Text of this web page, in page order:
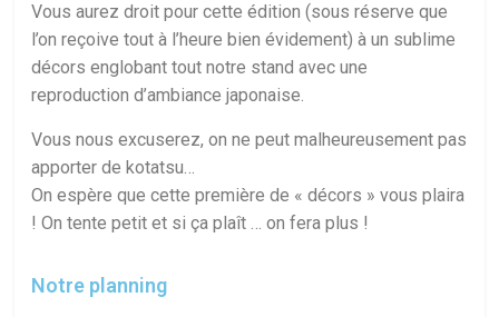
Vous aurez droit pour cette édition (sous réserve que
l’on reçoive tout à l’heure bien évidement) à un sublime
décors englobant tout notre stand avec une
reproduction d’ambiance japonaise.
Vous nous excuserez, on ne peut malheureusement pas
apporter de kotatsu…
On espère que cette première de « décors » vous plaira
! On tente petit et si ça plaît … on fera plus !
Notre planning